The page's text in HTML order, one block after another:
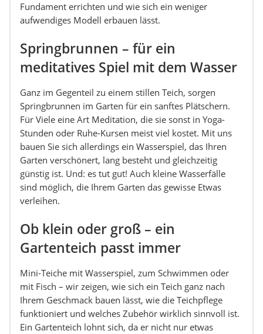
Fundament errichten und wie sich ein weniger
aufwendiges Modell erbauen lässt.
Springbrunnen – für ein
meditatives Spiel mit dem Wasser
Ganz im Gegenteil zu einem stillen Teich, sorgen
Springbrunnen im Garten für ein sanftes Plätschern.
Für Viele eine Art Meditation, die sie sonst in Yoga-
Stunden oder Ruhe-Kursen meist viel kostet. Mit uns
bauen Sie sich allerdings ein Wasserspiel, das Ihren
Garten verschönert, lang besteht und gleichzeitig
günstig ist. Und: es tut gut! Auch kleine Wasserfälle
sind möglich, die Ihrem Garten das gewisse Etwas
verleihen.
Ob klein oder groß – ein
Gartenteich passt immer
Mini-Teiche mit Wasserspiel, zum Schwimmen oder
mit Fisch – wir zeigen, wie sich ein Teich ganz nach
Ihrem Geschmack bauen lässt, wie die Teichpflege
funktioniert und welches Zubehör wirklich sinnvoll ist.
Ein Gartenteich lohnt sich, da er nicht nur etwas